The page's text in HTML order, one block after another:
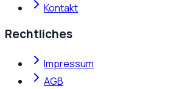
Kontakt
Rechtliches
Impressum
AGB